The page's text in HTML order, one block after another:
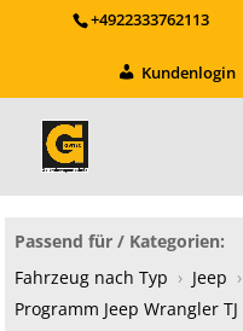
+4922333762113
Kundenlogin
Passend für / Kategorien:
Fahrzeug nach Typ › Jeep ›
Programm Jeep Wrangler TJ